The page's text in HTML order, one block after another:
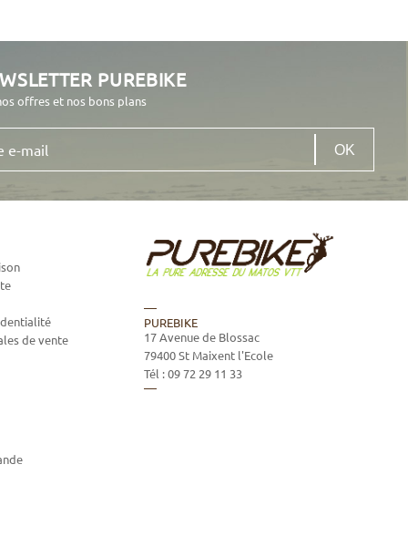
PUREBIKE
offres et nos bons plans
de vente
PUREBIKE
17 Avenue de Blossac
79400St Maixent l'Ecole
Tél :09 72 29 11 33